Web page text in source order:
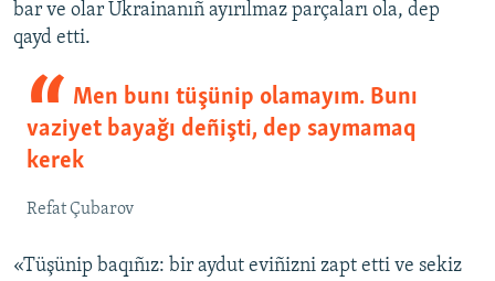
bar ve olar Ukrainanıñ ayırılmaz parçaları ola, dep
qayd etti.
Men bunı tüşünip olamayım. Bunı
vaziyet bayağı deñişti, dep saymamaq
kerek
Refat Çubarov
«Tüşünip baqıñız: bir aydut eviñizni zapt etti ve sekiz